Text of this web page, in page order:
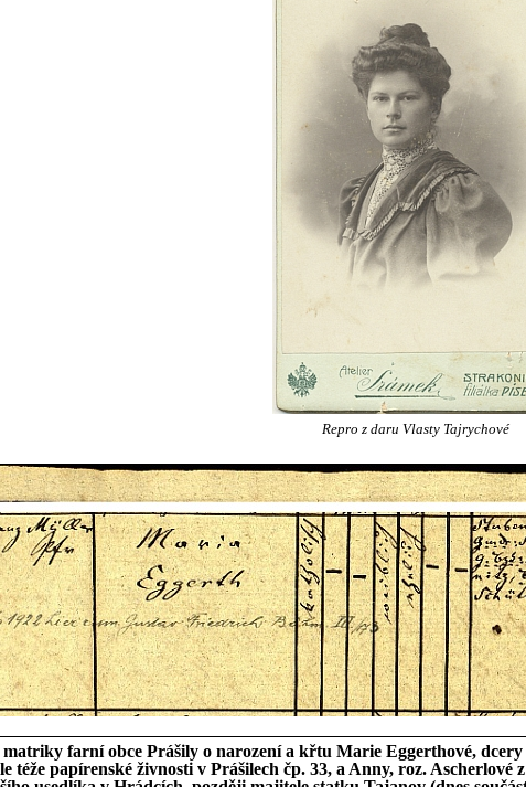
Repro z daru Vlasty Tajrychové
farní obce Prášily o narození a křtu Marie Eggerthové,
téže papírenské živnosti v Prášilech čp. 33, a Anny, roz.